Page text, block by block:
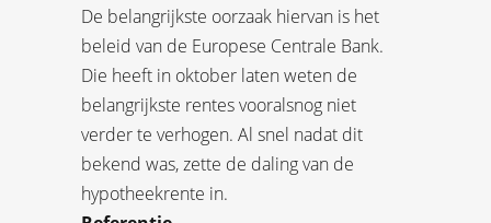
De belangrijkste oorzaak hiervan is het
beleid van de Europese Centrale Bank.
Die heeft in oktober laten weten de
belangrijkste rentes vooralsnog niet
verder te verhogen. Al snel nadat dit
bekend was, zette de daling van de
hypotheekrente in.